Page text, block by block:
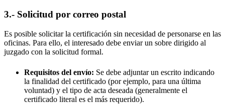
3.- Solicitud por correo postal
Es posible solicitar la certificación sin necesidad de personarse en las
oficinas. Para ello, el interesado debe enviar un sobre dirigido al
juzgado con la solicitud formal.
Requisitos del envío: Se debe adjuntar un escrito indicando
la finalidad del certificado (por ejemplo, para una última
voluntad) y el tipo de acta deseada (generalmente el
certificado literal es el más requerido).